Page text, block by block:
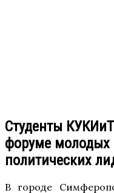
Студенты
форуме молодых
политических
В городе